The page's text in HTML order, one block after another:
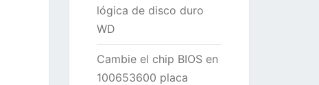
lógica de disco duro
WD
Cambie el chip BIOS en
100653600 placa